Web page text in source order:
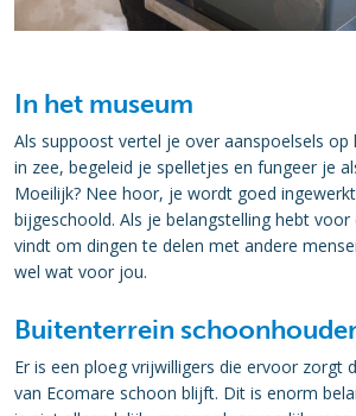
In het museum
Als suppoost vertel je over aanspoelsels op
in zee, begeleid je spelletjes en fungeer je
Moeilijk? Nee hoor, je wordt goed
bijgeschoold. Als je belangstelling hebt
vindt om dingen te delen met andere
wel wat voor jou.
Buitenterrein
Er is een ploeg vrijwilligers die ervoor zorgt
van Ecomare schoon blijft. Dit is enorm